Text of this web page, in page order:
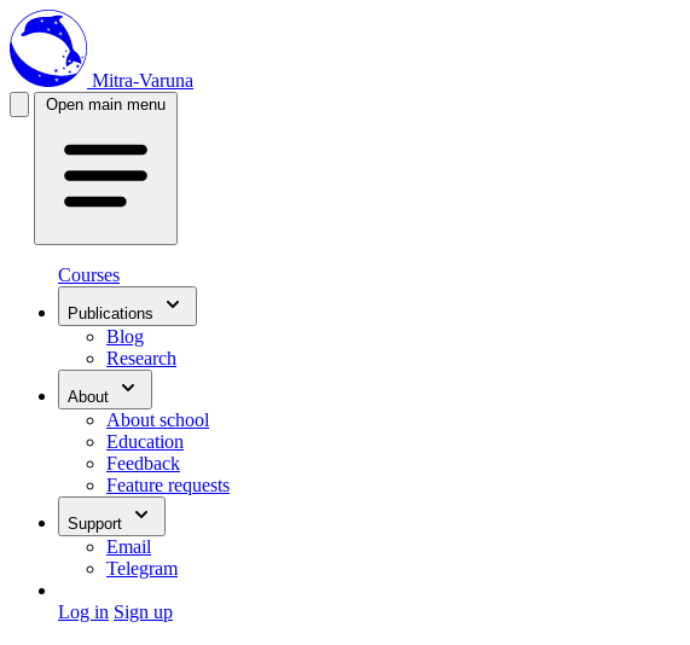
Mitra-Varuna
Open main menu
Courses
Publications
Blog
Research
About
About school
Education
Feedback
Feature requests
Support
Email
Telegram
Log in Sign up